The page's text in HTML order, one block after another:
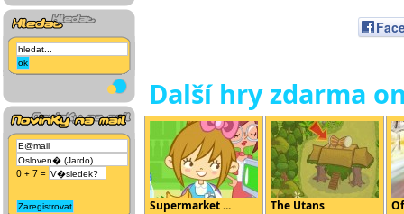
0 + 7 =
Další hry zdarma
Supermarket ... The Utans